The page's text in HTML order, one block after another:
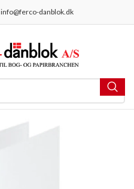
info@ferco-danblok.dk